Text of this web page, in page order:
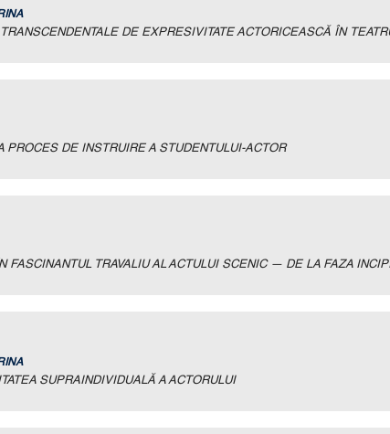
DE EXPRESIVITATE ACTORICEASCĂ ÎN
PROCES DE INSTRUIRE A STUDENTULUI-ACTOR
FASCINANTUL TRAVALIU AL ACTULUI SCENIC — DE LA FAZA
SUPRAINDIVIDUALĂ A ACTORULUI